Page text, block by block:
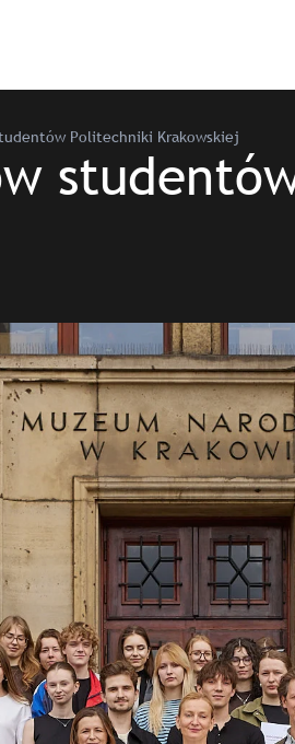
Politechniki Krakowskiej